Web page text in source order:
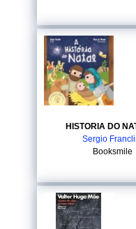
HISTORIA DO
Sergio
Booksmile